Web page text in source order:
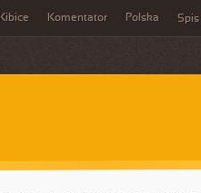
Kibice Komentator Polska Spis